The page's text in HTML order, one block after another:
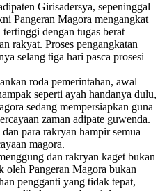
Girisadersya, sepeninggal
Pangeran Magora mengangkat
dengan tugas berat
rakyat. Proses pengangkatan
selang tiga hari pasca prosesi
roda pemerintahan, awal
seperti ayah handanya dulu,
sedang mempersiapkan guna
zaman adipate guwenda.
para rakryan hampir semua
magora.
dan rakryan kaget bukan
oleh Pangeran Magora bukan
pengganti yang tidak tepat,